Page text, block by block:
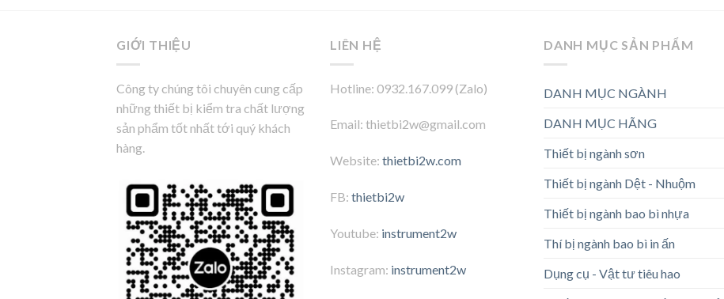
GIỚI THIỆU
Công ty chúng tôi chuyên cung cấp
những thiết bị kiểm tra chất lượng
sản phẩm tốt nhất tới quý khách
hàng.
LIÊN HỆ
Hotline: 0932.167.099 (Zalo)
Email: thietbi2w@gmail.com
Website: thietbi2w.com
FB: thietbi2w
Youtube: instrument2w
Instagram: instrument2w
DANH MỤC SẢN PHẨM
DANH MỤC NGÀNH
DANH MỤC HÃNG
Thiết bị ngành sơn
Thiết bị ngành Dệt - Nhuộm
Thiết bị ngành bao bì nhựa
Thí bị ngành bao bì in ấn
Dụng cụ - Vật tư tiêu hao